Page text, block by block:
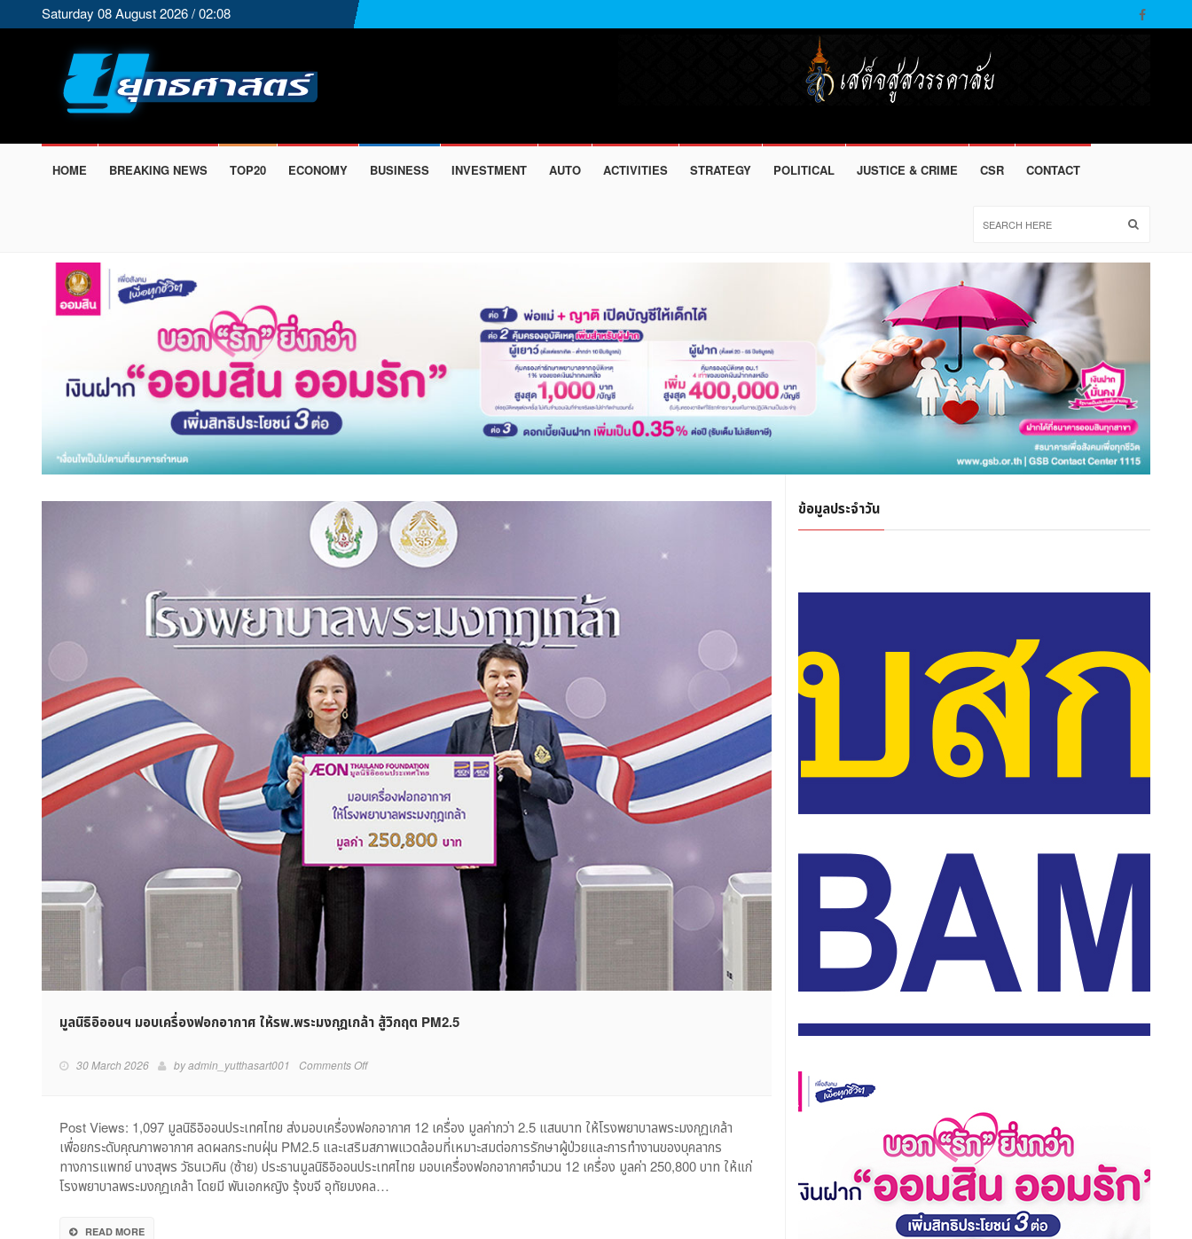
Saturday 08 August 2026 / 02:08
HOME BREAKING NEWS TOP20 ECONOMY BUSINESS INVESTMENT AUTO ACTIVITIES STRATEGY POLITICAL JUSTICE & CRIME CSR CONTACT
มูลนิธิอิออนฯ มอบเครื่องฟอกอากาศ ให้รพ.พระมงกุฎเกล้า สู้วิกฤต PM2.5
30 March 2026 byadmin_yutthasart001 Comments Offon
ออนฯ
มอบ
เครื่อง
ฟอก
Post Views: 1,097 มูลนิธิอิออนประเทศไทย ส่งมอบเครื่องฟอกอากาศ 12 เครื่อง มูลค่ากว่า 2.5 แสนบาท ให้โรงพยาบาลพระมงกุฎเกล้า
เพื่อยกระดับคุณภาพอากาศ ลดผลกระทบฝุ่น PM2.5 และเสริมสภาพแวดล้อมที่เหมาะสมต่อการรักษาผู้ป่วยและการทำงานของบุคลากร
ทางการแพทย์ นางสุพร วัธนเวคิน (ซ้าย) ประธานมูลนิธิอิออนประเทศไทย มอบเครื่องฟอกอากาศจำนวน 12 เครื่อง มูลค่า 250,800 บาท ให้แก่
โรงพยาบาลพระมงกุฎเกล้า โดยมี พันเอกหญิง รุ้งขจี อุทัยมงคล…
READ MORE
ข้อมูลประจำวัน